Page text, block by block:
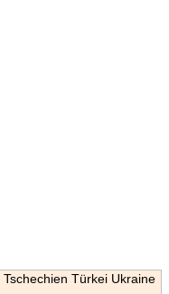
Tschechien Türkei Ukraine